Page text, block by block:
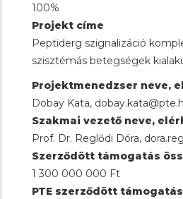
100%
Projekt címe
Peptiderg szignalizáció
szisztémás betegségek
Projektmenedzser neve,
Dobay Kata,
Szakmai vezető neve,
Prof. Dr. Reglődi Dóra,
Szerződött támogatás
1 300 000 000 Ft
PTE szerződött